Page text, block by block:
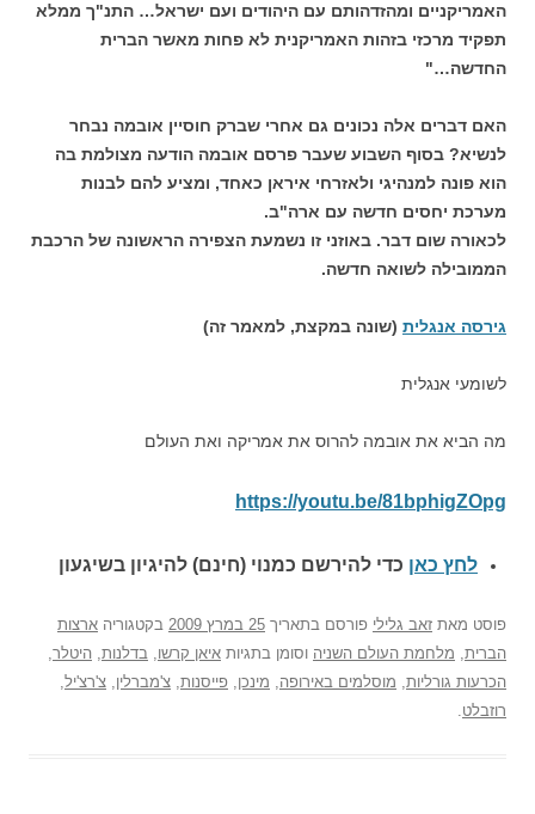
האמריקניים ומהזדהותם עם היהודים ועם ישראל… התנ"ך ממלא
תפקיד מרכזי בזהות האמריקנית לא פחות מאשר הברית
החדשה…"
האם דברים אלה נכונים גם אחרי שברק חוסיין אובמה נבחר
לנשיא? בסוף השבוע שעבר פרסם אובמה הודעה מצולמת בה
הוא פונה למנהיגי ולאזרחי איראן כאחד, ומציע להם לבנות
מערכת יחסים חדשה עם ארה"ב.
לכאורה שום דבר. באוזני זו נשמעת הצפירה הראשונה של הרכבת
הממובילה לשואה חדשה.
גירסה אנגלית (שונה במקצת, למאמר זה)
לשומעי אנגלית
מה הביא את אובמה להרוס את אמריקה ואת העולם
https://youtu.be/81bphigZOpg
לחץ כאן כדי להירשם כמנוי (חינם) להיגיון בשיגעון
פוסט מאת זאב גלילי פורסם בתאריך 25 במרץ 2009 בקטגוריה ארצות
הברית, מלחמת העולם השניה וסומן בתגיות איאן קרשו, בדלנות, היטלר,
הכרעות גורליות, מוסלמים באירופה, מינכן, פייסנות, צ'מברלין, צ'רצ'יל,
רוזבלט.